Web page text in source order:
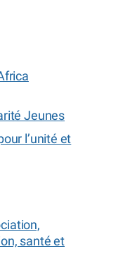
Jeunes
l’unité et
santé et